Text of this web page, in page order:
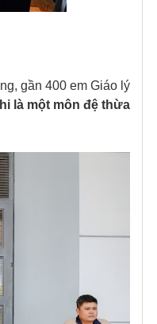
gần 400 em Giáo lý
là một môn đệ thừa